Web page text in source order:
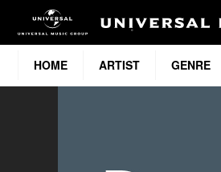
HOME ARTIST GENRE